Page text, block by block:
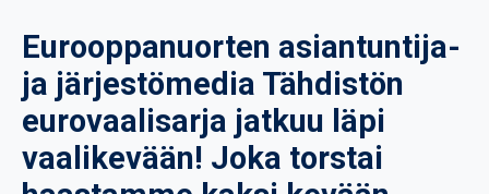
Eurooppanuorten asiantuntija-
ja järjestömedia Tähdistön
eurovaalisarja jatkuu läpi
vaalikevään! Joka torstai